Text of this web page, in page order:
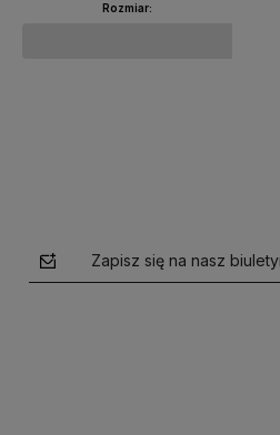
Rozmiar:
Zapisz się na nasz